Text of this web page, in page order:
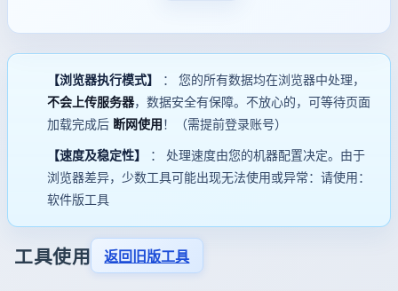
【浏览器执行模式】
： 您的所有数据均在浏览器中处理，
不会上传服务器，数据安全有保障。不放心的，可等待页面
加载完成后 断网使用 ！（需提前登录账号）
【速度及稳定性】
： 处理速度由您的机器配置决定。由于
浏览器差异，少数工具可能出现无法使用或异常：请使用：
软件版工具
工具使用 返回旧版工具